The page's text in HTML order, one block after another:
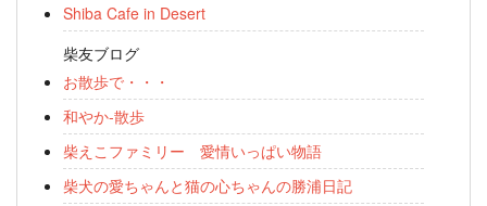
Shiba Cafe in Desert
柴友ブログ
お散歩で・・・
和やか-散歩
柴えこファミリー 愛情いっぱい物語
柴犬の愛ちゃんと猫の心ちゃんの勝浦日記